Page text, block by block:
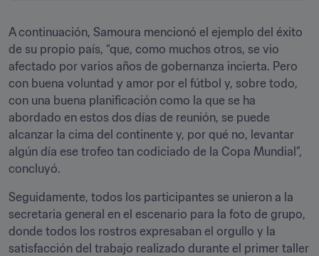
A continuación, Samoura mencionó el ejemplo del éxito
de su propio país, “que, como muchos otros, se vio
afectado por varios años de gobernanza incierta. Pero
con buena voluntad y amor por el fútbol y, sobre todo,
con una buena planificación como la que se ha
abordado en estos dos días de reunión, se puede
alcanzar la cima del continente y, por qué no, levantar
algún día ese trofeo tan codiciado de la Copa Mundial”,
concluyó.
Seguidamente, todos los participantes se unieron a la
secretaria general en el escenario para la foto de grupo,
donde todos los rostros expresaban el orgullo y la
satisfacción del trabajo realizado durante el primer taller